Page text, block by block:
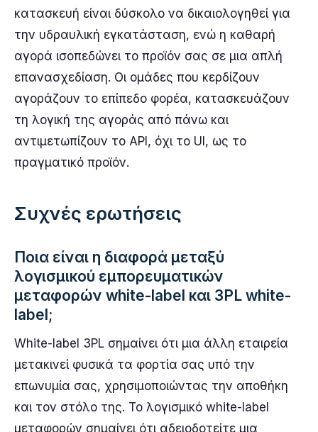
κατασκευή είναι δύσκολο να δικαιολογηθεί για
την υδραυλική εγκατάσταση, ενώ η καθαρή
αγορά ισοπεδώνει το προϊόν σας σε μια απλή
επανασχεδίαση. Οι ομάδες που κερδίζουν
αγοράζουν το επίπεδο φορέα, κατασκευάζουν
τη λογική της αγοράς από πάνω και
αντιμετωπίζουν το API, όχι το UI, ως το
πραγματικό προϊόν.
Συχνές ερωτήσεις
Ποια είναι η διαφορά μεταξύ
λογισμικού εμπορευματικών
μεταφορών white-label και 3PL white-
label;
White-label 3PL σημαίνει ότι μια άλλη εταιρεία
μετακινεί φυσικά τα φορτία σας υπό την
επωνυμία σας, χρησιμοποιώντας την αποθήκη
και τον στόλο της. Το λογισμικό white-label
μεταφορών σημαίνει ότι αδειοδοτείτε μια